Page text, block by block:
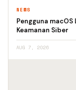
NEWS
Pengguna
Keamanan Siber
AUG 7, 2026